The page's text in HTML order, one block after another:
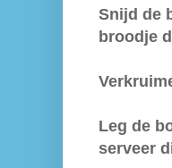
Snijd de
broodje
Leg de
serveer